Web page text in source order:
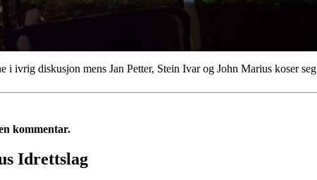
i ivrig diskusjon mens Jan Petter, Stein Ivar og John Marius koser seg
kommentar.
Idrettslag